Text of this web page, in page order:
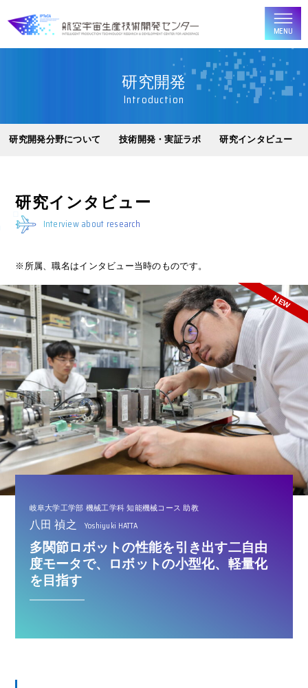
研究開発
Introduction
研究開発分野について 技術開発・実証ラボ 研究インタビュー
研究インタビュー
Interview about research
※所属、職名はインタビュー当時のものです。
NEW
岐阜大学工学部 機械工学科 知能機械コース 助教
八田 禎之 Yoshiyuki HATTA
多関節ロボットの性能を引き出す二自由
度モータで、ロボットの小型化、軽量化
を目指す
MENU